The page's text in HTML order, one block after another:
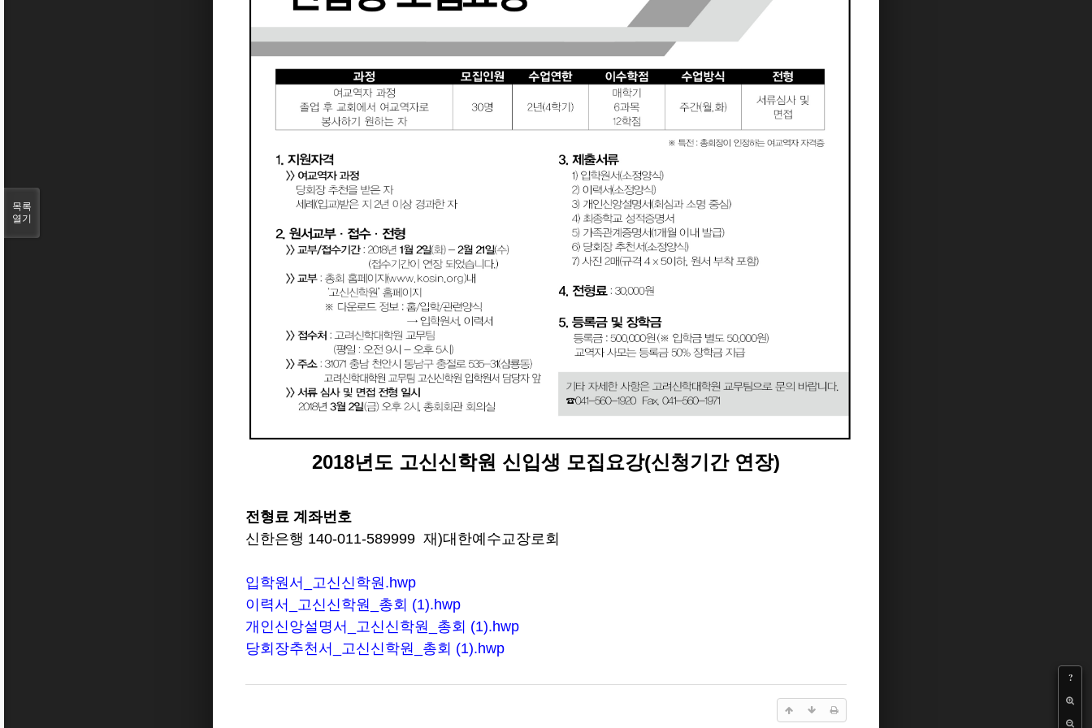
?
2018년도 고신신학원 신입생 모집요강(신청기간 연장)
전형료 계좌번호
신한은행 140-011-589999 재)대한예수교장로회
입학원서_고신신학원.hwp
이력서_고신신학원_총회 (1).hwp
개인신앙설명서_고신신학원_총회 (1).hwp
당회장추천서_고신신학원_총회 (1).hwp
목록
열기